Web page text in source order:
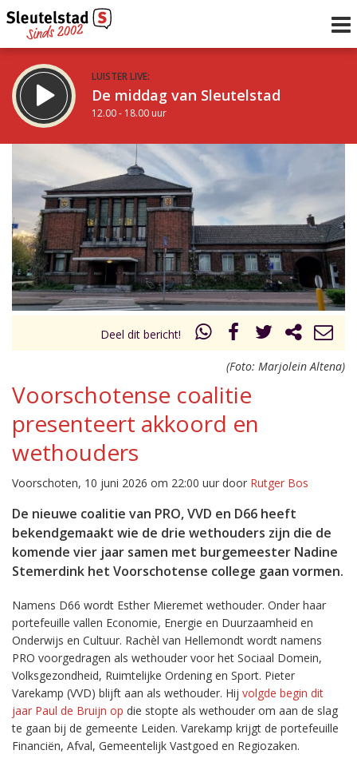
LUISTER LIVE:
De middag van Sleutelstad
12.00 - 18.00 uur
STRAKS:
De vrijdagavond met Keanu
18.00 - 19.00 uur
Vorig uur
uur 1 van 0 Volgend uur
Inklappen
Deel dit bericht!
(Foto: Marjolein Altena)
Voorschotense coalitie
presenteert akkoord en
wethouders
Voorschoten, 10 juni 2026 om 22:00 uur door Rutger Bos
De nieuwe coalitie van PRO, VVD en D66 heeft
bekendgemaakt wie de drie wethouders zijn die de
komende vier jaar samen met burgemeester Nadine
Stemerdink het Voorschotense college gaan vormen.
Namens D66 wordt Esther Mieremet wethouder. Onder haar
portefeuille vallen Economie, Energie en Duurzaamheid en
Onderwijs en Cultuur. Rachèl van Hellemondt wordt namens
PRO voorgedragen als wethouder voor het Sociaal Domein,
Volksgezondheid, Ruimtelijke Ordening en Sport. Pieter
Varekamp (VVD) blijft aan als wethouder. Hij volgde begin dit
jaar Paul de Bruijn op die stopte als wethouder om aan de slag
te gaan bij de gemeente Leiden. Varekamp krijgt de portefeuille
Financiën, Afval, Gemeentelijk Vastgoed en Regiozaken.